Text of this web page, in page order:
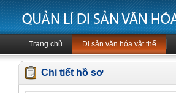
Trang chủ Di sản văn hóa vật thể
Chi tiết hồ sơ